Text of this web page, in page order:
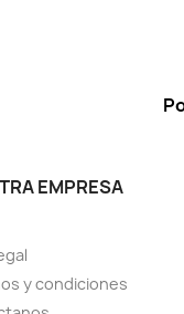
EMPRESA
y condiciones